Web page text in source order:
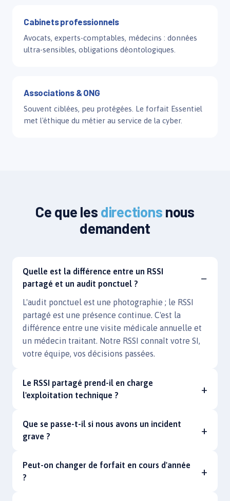
Cabinets professionnels
Avocats, experts-comptables, médecins : données
ultra-sensibles, obligations déontologiques.
Associations & ONG
Souvent ciblées, peu protégées. Le forfait Essentiel
met l'éthique du métier au service de la cyber.
Ce que les directions nous
demandent
Quelle est la différence entre un RSSI
partagé et un audit ponctuel ?
L'audit ponctuel est une photographie ; le RSSI
partagé est une présence continue. C'est la
différence entre une visite médicale annuelle et
un médecin traitant. Notre RSSI connaît votre SI,
votre équipe, vos décisions passées.
Le RSSI partagé prend-il en charge
l'exploitation technique ?
Que se passe-t-il si nous avons un incident
grave ?
Peut-on changer de forfait en cours d'année
?